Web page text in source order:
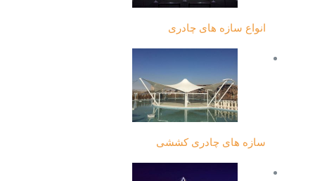
انواع سازه های چادری
سازه های چادری کششی